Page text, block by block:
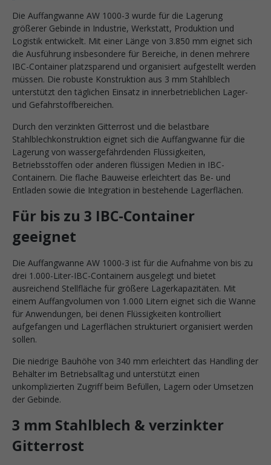
Die Auffangwanne AW 1000-3 wurde für die Lagerung
größerer Gebinde in Industrie, Werkstatt, Produktion und
Logistik entwickelt. Mit einer Länge von 3.850 mm eignet sich
die Ausführung insbesondere für Bereiche, in denen mehrere
IBC-Container platzsparend und organisiert aufgestellt werden
müssen. Die robuste Konstruktion aus 3 mm Stahlblech
unterstützt den täglichen Einsatz in innerbetrieblichen Lager-
und Gefahrstoffbereichen.
Durch den verzinkten Gitterrost und die belastbare
Stahlblechkonstruktion eignet sich die Auffangwanne für die
Lagerung von wassergefährdenden Flüssigkeiten,
Betriebsstoffen oder anderen flüssigen Medien in IBC-
Containern. Die flache Bauweise erleichtert das Be- und
Entladen sowie die Integration in bestehende Lagerflächen.
Für bis zu 3 IBC-Container
geeignet
Die Auffangwanne AW 1000-3 ist für die Aufnahme von bis zu
drei 1.000-Liter-IBC-Containern ausgelegt und bietet
ausreichend Stellfläche für größere Lagerkapazitäten. Mit
einem Auffangvolumen von 1.000 Litern eignet sich die Wanne
für Anwendungen, bei denen Flüssigkeiten kontrolliert
aufgefangen und Lagerflächen strukturiert organisiert werden
sollen.
Die niedrige Bauhöhe von 340 mm erleichtert das Handling der
Behälter im Betriebsalltag und unterstützt einen
unkomplizierten Zugriff beim Befüllen, Lagern oder Umsetzen
der Gebinde.
3 mm Stahlblech & verzinkter
Gitterrost